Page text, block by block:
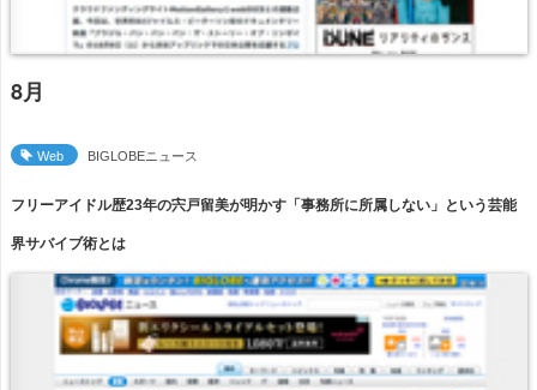
8月
Web BIGLOBEニュース
フリーアイドル歴23年の宍戸留美が明かす「事務所に所属しない」という芸能
界サバイブ術とは